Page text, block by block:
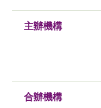
主辦機構
合辦機構